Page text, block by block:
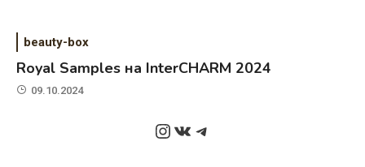
beauty-box
Royal Samples на InterCHARM 2024
09.10.2024
Instagram
ВКонтакте
Telegram